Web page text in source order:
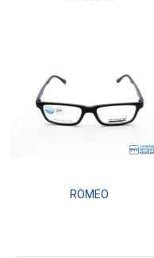
ROMEO